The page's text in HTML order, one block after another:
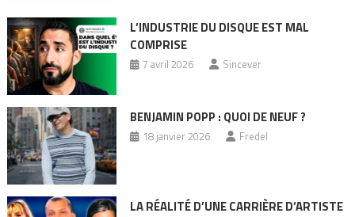
L’INDUSTRIE DU DISQUE EST MAL
COMPRISE
7 avril 2026 Sincever
BENJAMIN POPP : QUOI DE NEUF ?
18 janvier 2026 Fredel
LA RÉALITÉ D’UNE CARRIÈRE D’ARTISTE